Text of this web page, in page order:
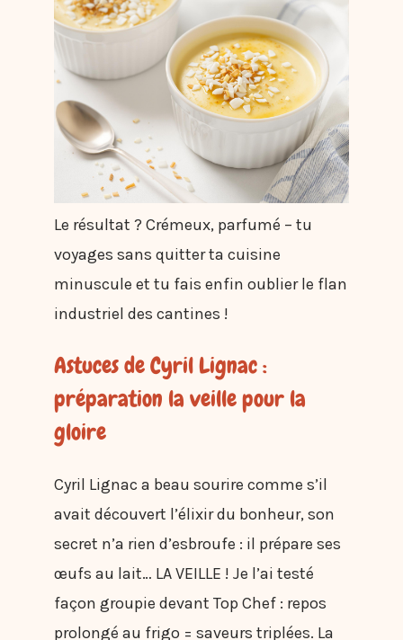
Le résultat ? Crémeux, parfumé – tu
voyages sans quitter ta cuisine
minuscule et tu fais enfin oublier le flan
industriel des cantines !
Astuces de Cyril Lignac :
préparation la veille pour la
gloire
Cyril Lignac a beau sourire comme s’il
avait découvert l’élixir du bonheur, son
secret n’a rien d’esbroufe : il prépare ses
œufs au lait… LA VEILLE ! Je l’ai testé
façon groupie devant Top Chef : repos
prolongé au frigo = saveurs triplées. La